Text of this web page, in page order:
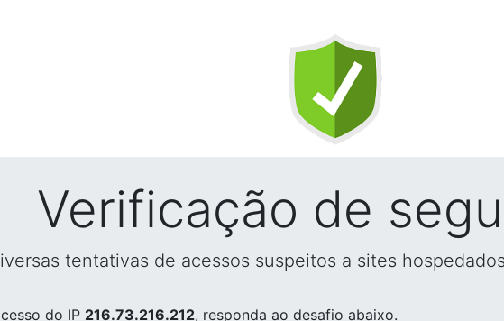
Verificação de
tentativas de acessos suspeitos a sites
do IP 216.73.216.212, responda ao desafio abaixo.